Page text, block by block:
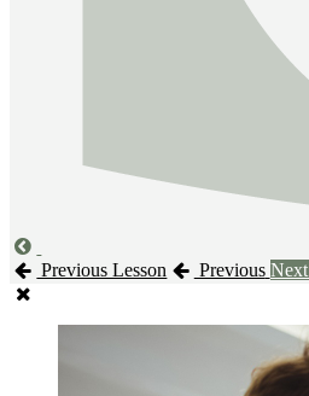
Previous Lesson Previous Next